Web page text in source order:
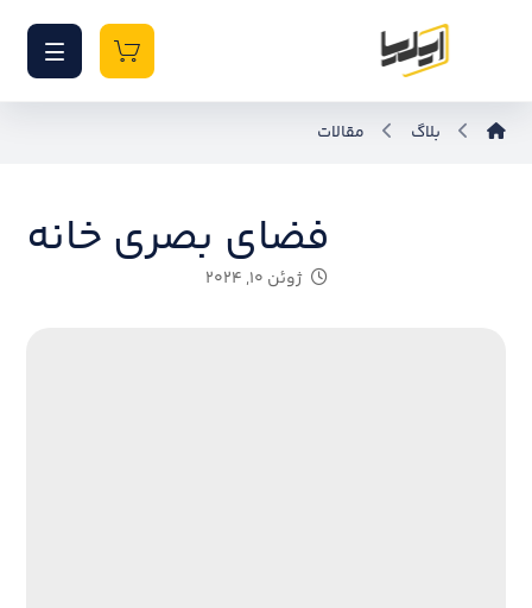
بلاگ مقالات
فضای بصری خانه
ژوئن ۱۰, ۲۰۲۴